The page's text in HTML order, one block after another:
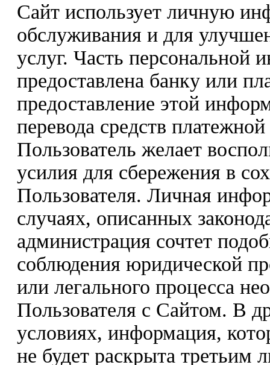
Сайт использует личную
обслуживания и для
услуг. Часть
предоставлена банку или
предоставление этой
перевода средств
Пользователь желает
усилия для сбережения в
Пользователя. Личная
случаях, описанных
администрация сочтет
соблюдения юридической
или легального процесса
Пользователя с Сайтом. В
условиях, информация,
не будет раскрыта третьим